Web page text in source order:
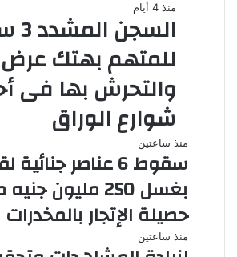
منذ 4 أيام
للمتهم بهتك
والتحرش بها فى
شوارع الوراق
منذ ساعتين
سقوط 6 عناصر
بغسل 250 مليون
حصيلة الإتجار بالمخدرات
منذ ساعتين